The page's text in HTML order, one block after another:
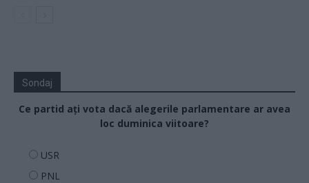
Sondaj
Ce partid ați vota dacă alegerile parlamentare ar avea
loc duminica viitoare?
USR
PNL